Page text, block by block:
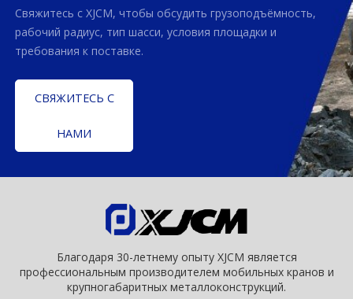
Свяжитесь с XJCM, чтобы обсудить грузоподъёмность,
рабочий радиус, тип шасси, условия площадки и
требования к поставке.
СВЯЖИТЕСЬ С
НАМИ
Благодаря 30-летнему опыту XJCM является
профессиональным производителем мобильных кранов и
крупногабаритных металлоконструкций.